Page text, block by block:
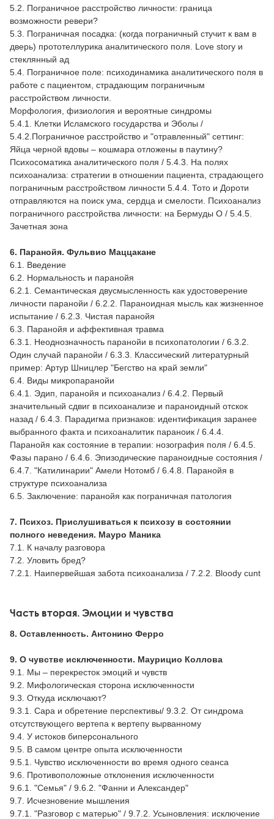
5.2. Пограничное расстройство личности: граница
возможности ревери?
5.3. Пограничная посадка: (когда пограничный стучит к вам в
дверь) прототеллурика аналитического поля. Love story и
стеклянный ад
5.4. Пограничное поле: психодинамика аналитического поля в
работе с пациентом, страдающим пограничным
расстройством личности.
Морфология, физиология и вероятные синдромы
5.4.1. Клетки Исламского государства и Эболы /
5.4.2.Пограничное расстройство и "отравленный" сеттинг:
Яйца черной вдовы – кошмара отложены в паутину?
Психосоматика аналитического поля / 5.4.3. На полях
психоанализа: стратегии в отношении пациента, страдающего
пограничным расстройством личности 5.4.4. Тото и Дороти
отправляются на поиск ума, сердца и смелости. Психоанализ
пограничного расстройства личности: на Бермуды О / 5.4.5.
Зачетная зона
6. Паранойя. Фульвио Маццакане
6.1. Введение
6.2. Нормальность и паранойя
6.2.1. Семантическая двусмысленность как удостоверение
личности паранойи / 6.2.2. Параноидная мысль как жизненное
испытание / 6.2.3. Чистая паранойя
6.3. Паранойя и аффективная травма
6.3.1. Неоднозначность паранойи в психопатологии / 6.3.2.
Один случай паранойи / 6.3.3. Классический литературный
пример: Артур Шницлер "Бегство на край земли"
6.4. Виды микропаранойи
6.4.1. Эдип, паранойя и психоанализ / 6.4.2. Первый
значительный сдвиг в психоанализе и параноидный отскок
назад / 6.4.3. Парадигма признаков: идентификация заранее
выбранного факта и психоаналитик параноик / 6.4.4.
Паранойя как состояние в терапии: нозография поля / 6.4.5.
Фазы парано / 6.4.6. Эпизодические параноидные состояния /
6.4.7. "Катилинарии" Амели Нотомб / 6.4.8. Паранойя в
структуре психоанализа
6.5. Заключение: паранойя как пограничная патология
7. Психоз. Прислушиваться к психозу в состоянии
полного неведения. Мауро Маника
7.1. К началу разговора
7.2. Уловить бред?
7.2.1. Наипервейшая забота психоанализа / 7.2.2. Bloody cunt
Часть вторая. Эмоции и чувства
8. Оставленность. Антонино Ферро
9. О чувстве исключенности. Маурицио Коллова
9.1. Мы – перекресток эмоций и чувств
9.2. Мифологическая сторона исключенности
9.3. Откуда исключают?
9.3.1. Сара и обретение перспективы/ 9.3.2. От синдрома
отсутствующего вертепа к вертепу вырванному
9.4. У истоков биперсонального
9.5. В самом центре опыта исключенности
9.5.1. Чувство исключенности во время одного сеанса
9.6. Противоположные отклонения исключенности
9.6.1. "Семья" / 9.6.2. "Фанни и Александер"
9.7. Исчезновение мышления
9.7.1. "Разговор с матерью" / 9.7.2. Усыновления: исключение